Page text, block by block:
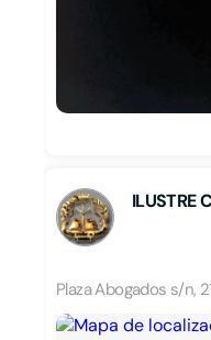
ILUSTRE
Plaza Abogados s/n,